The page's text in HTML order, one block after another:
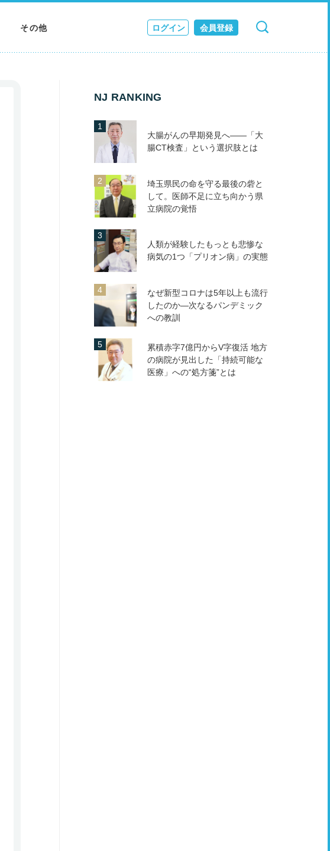
その他 ログイン 会員登録
検索 キャンセル
NJ RANKING
大腸がんの早期発見へ――「大
腸CT検査」という選択肢とは
埼玉県民の命を守る最後の砦と
して。医師不足に立ち向かう県
立病院の覚悟
人類が経験したもっとも悲惨な
病気の1つ「プリオン病」の実態
なぜ新型コロナは5年以上も流行
したのか―次なるパンデミック
への教訓
累積赤字7億円からV字復活 地方
の病院が見出した「持続可能な
医療」への“処方箋”とは